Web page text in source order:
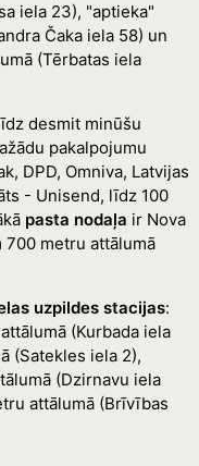
iela 23), "aptieka"
Čaka iela 58) un
(Tērbatas iela
desmit minūšu
pakalpojumu
DPD, Omniva, Latvijas
- Unisend, līdz 100
pasta nodaļa ir Nova
700 metru attālumā
uzpildes stacijas:
(Kurbada iela
(Satekles iela 2),
(Dzirnavu iela
attālumā (Brīvības